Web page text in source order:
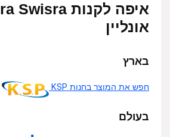
אונליין
בארץ
חפש את המוצר בחנות KSP
בעולם